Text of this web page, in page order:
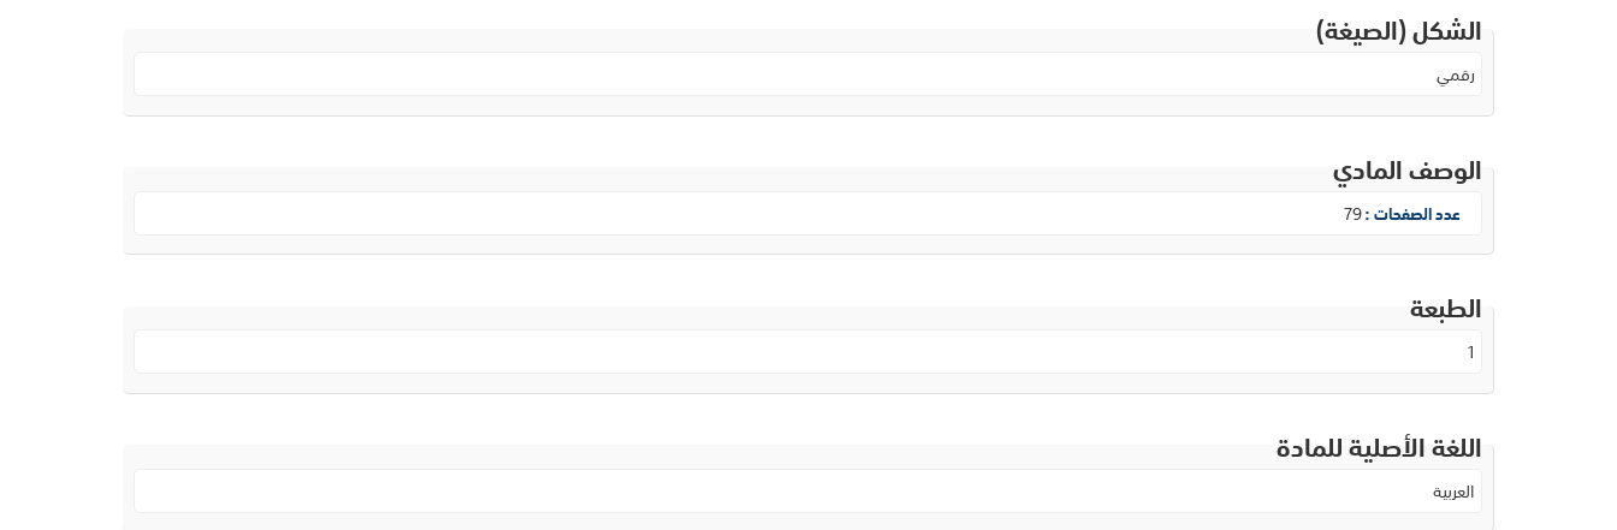
الشكل (الصيغة)
رقمي
الوصف المادي
عدد الصفحات :79
الطبعة
1
اللغة الأصلية للمادة
العربية